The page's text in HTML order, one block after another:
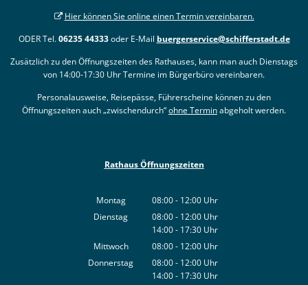
Hier können Sie online einen Termin vereinbaren.
ODER Tel.06235 44333oder E-Mail buergerservice@schifferstadt.de
Zusätzlich zu den Öffnungszeiten des Rathauses, kann man auch Dienstags
von 14:00-17:30 Uhr Termine im Bürgerbüro vereinbaren.
Personalausweise, Reisepässe, Führerscheine können zu den
Öffnungszeiten auch „zwischendurch“ohne Terminabgeholt werden.
Rathaus Öffnungszeiten
Montag 08:00- 12:00 Uhr
Von 08:00 bis 12:00 Uhr
Dienstag 08:00- 12:00 Uhr
Von 08:00 bis 12:00 Uhr
14:00- 17:30 Uhr
Von 14:00 bis 17:30 Uhr
Mittwoch 08:00- 12:00 Uhr
Von 08:00 bis 12:00 Uhr
Donnerstag 08:00- 12:00 Uhr
Von 08:00 bis 12:00 Uhr
14:00- 17:30 Uhr